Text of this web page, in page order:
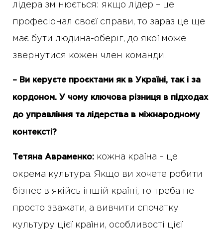
лідера змінюється: якщо лідер – це
професіонал своєї справи, то зараз це ще
має бути людина-оберіг, до якої може
звернутися кожен член команди.
– Ви керуєте проєктами як в Україні, так і за
кордоном. У чому ключова різниця в підходах
до управління та лідерства в міжнародному
контексті?
Тетяна Авраменко: кожна країна – це
окрема культура. Якщо ви хочете робити
бізнес в якійсь іншій країні, то треба не
просто зважати, а вивчити спочатку
культуру цієї країни, особливості цієї